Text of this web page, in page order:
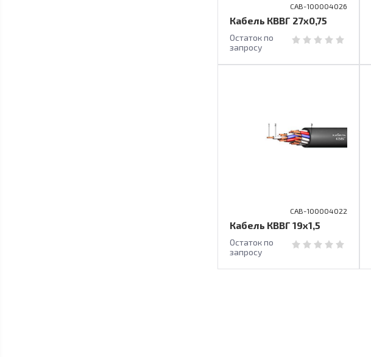
CAB-100004026
Кабель КВВГ 27х0,75
Остаток по
запросу
CAB-100004022
Кабель КВВГ 19х1,5
Остаток по
запросу